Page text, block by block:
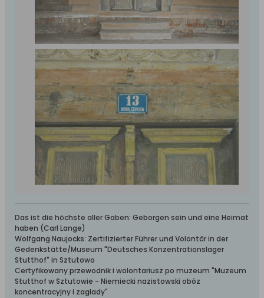
Das ist die höchste aller Gaben: Geborgen sein und eine Heimat
haben (Carl Lange)
Wolfgang Naujocks: Zertifizierter Führer und Volontär in der
Gedenkstätte/Museum "Deutsches Konzentrationslager
Stutthof" in Sztutowo
Certyfikowany przewodnik i wolontariusz po muzeum "Muzeum
Stutthof w Sztutowie - Niemiecki nazistowski obóz
koncentracyjny i zagłady"